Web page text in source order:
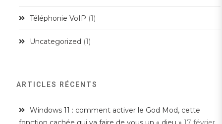
Téléphonie VoIP (1)
Uncategorized (1)
ARTICLES RÉCENTS
Windows 11 : comment activer le God Mod, cette